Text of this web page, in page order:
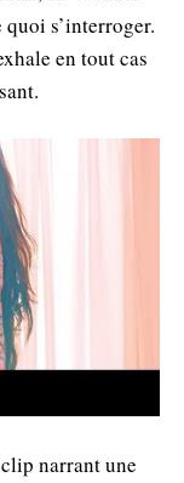
s’interroger.
en tout cas
narrant une